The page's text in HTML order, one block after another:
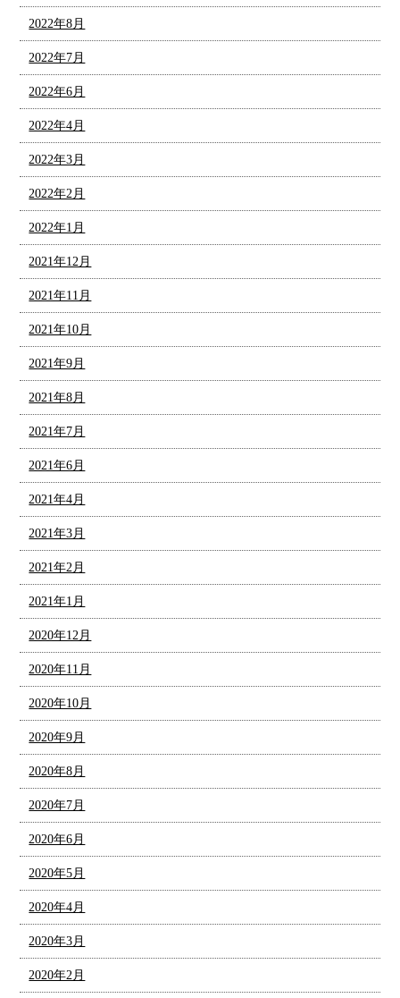
2022年8月
2022年7月
2022年6月
2022年4月
2022年3月
2022年2月
2022年1月
2021年12月
2021年11月
2021年10月
2021年9月
2021年8月
2021年7月
2021年6月
2021年4月
2021年3月
2021年2月
2021年1月
2020年12月
2020年11月
2020年10月
2020年9月
2020年8月
2020年7月
2020年6月
2020年5月
2020年4月
2020年3月
2020年2月